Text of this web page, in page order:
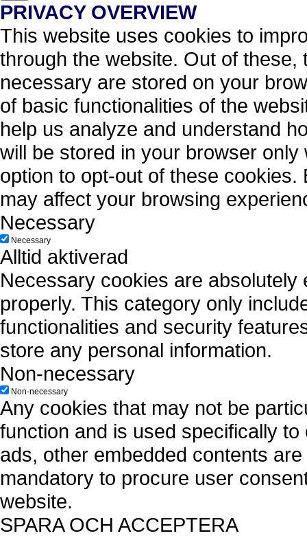
PRIVACY OVERVIEW
This website uses cookies to
through the website. Out of
necessary are stored on your
of basic functionalities of the
help us analyze and understand
will be stored in your browser
option to opt-out of these
may affect your browsing
Necessary
Necessary
Alltid aktiverad
Necessary cookies are
properly. This category only
functionalities and security
store any personal information.
Non-necessary
Non-necessary
Any cookies that may not be
function and is used specifically
ads, other embedded contents
mandatory to procure user
website.
SPARA OCH ACCEPTERA